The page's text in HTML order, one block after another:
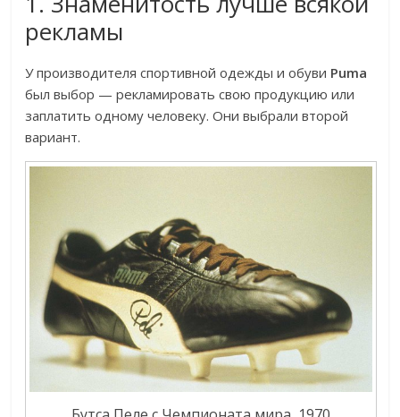
рекламы
У производителя спортивной одежды и обуви Puma
был выбор — рекламировать свою продукцию или
заплатить одному человеку. Они выбрали второй
вариант.